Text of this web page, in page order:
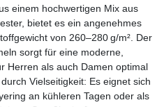
einem hochwertigen Mix aus
bietet es ein angenehmes
von 260–280 g/m². Der
sorgt für eine moderne,
Herren als auch Damen optimal
Vielseitigkeit: Es eignet sich
an kühleren Tagen oder als